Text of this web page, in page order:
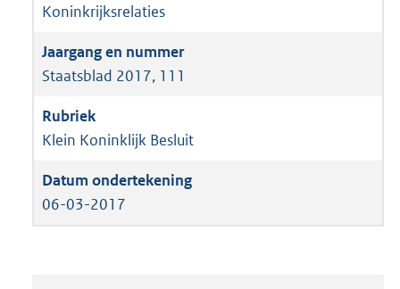
Koninkrijksrelaties
Staatsblad 2017, 111
Klein Koninklijk Besluit
06-03-2017